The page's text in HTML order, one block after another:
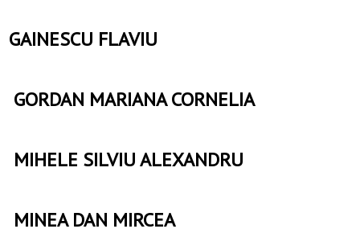
GAINESCU FLAVIU
GORDAN MARIANA CORNELIA
MIHELE SILVIU ALEXANDRU
MINEA DAN MIRCEA